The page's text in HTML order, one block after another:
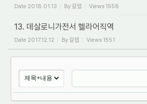
Date 2018.01.13 By갈렙 Views 1558
13. 데살로니가전서 헬라어직역
Date 2017.12.12 By갈렙 Views 1551